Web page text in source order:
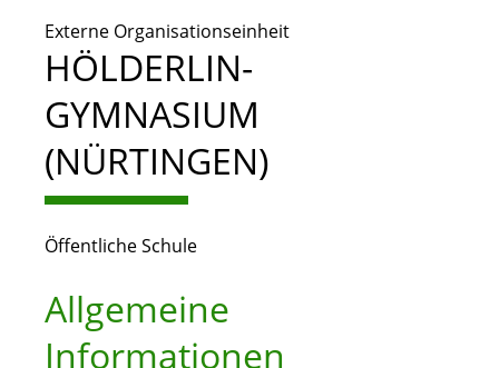
Externe Organisationseinheit
HÖLDERLIN-
GYMNASIUM
(NÜRTINGEN)
Öffentliche Schule
Allgemeine
Informationen